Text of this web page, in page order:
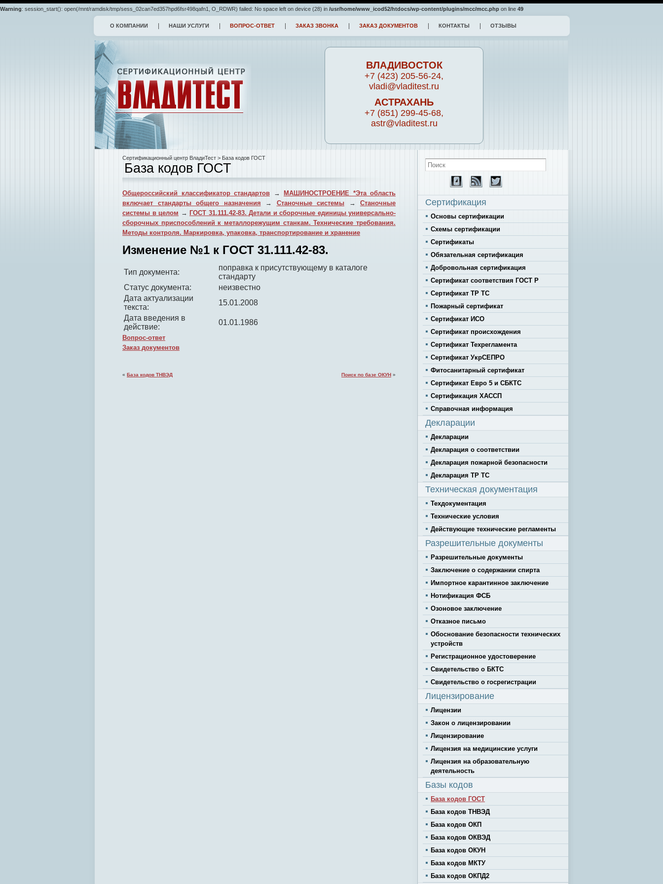
Warning: session_start(): open(/mnt/ramdisk/tmp/sess_02can7ed357hpd6fsr498qafn1, O_RDWR) failed: No space left on device (28) in /usr/home/www_icod52/htdocs/wp-content/plugins/mcc/mcc.php on line 49
О КОМПАНИИ НАШИ УСЛУГИ ВОПРОС-ОТВЕТ ЗАКАЗ ЗВОНКА ЗАКАЗ ДОКУМЕНТОВ КОНТАКТЫ ОТЗЫВЫ
ВЛАДИВОСТОК
+7 (423) 205-56-24,
vladi@vladitest.ru
АСТРАХАНЬ
+7 (851) 299-45-68,
astr@vladitest.ru
Сертификационный центр ВладиТест > База кодов ГОСТ
База кодов ГОСТ
Общероссийский классификатор стандартов →
МАШИНОСТРОЕНИЕ *Эта область
включает стандарты общего назначения → Станочные системы → Станочные
системы в целом → ГОСТ 31.111.42-83. Детали и сборочные единицы универсально-
сборочных приспособлений к металлорежущим станкам. Технические требования.
Методы контроля. Маркировка, упаковка, транспортирование и хранение
Изменение №1 к ГОСТ 31.111.42-83.
Тип документа:
поправка к присутствующему в каталоге
стандарту
Статус документа:
неизвестно
Дата актуализации
текста:
15.01.2008
Дата введения в
действие:
01.01.1986
Вопрос-ответ
Заказ документов
« База кодов ТНВЭД Поиск по базе ОКУН »
Сертификация
Основы сертификации
Схемы сертификации
Сертификаты
Обязательная сертификация
Добровольная сертификация
Сертификат соответствия ГОСТ Р
Сертификат ТР ТС
Пожарный сертификат
Сертификат ИСО
Сертификат происхождения
Сертификат Техрегламента
Сертификат УкрСЕПРО
Фитосанитарный сертификат
Сертификат Евро 5 и СБКТС
Сертификация ХАССП
Справочная информация
Декларации
Декларации
Декларация о соответствии
Декларация пожарной безопасности
Декларация ТР ТС
Техническая документация
Техдокументация
Технические условия
Действующие технические регламенты
Разрешительные документы
Разрешительные документы
Заключение о содержании спирта
Импортное карантинное заключение
Нотификация ФСБ
Озоновое заключение
Отказное письмо
Обоснование безопасности технических
устройств
Регистрационное удостоверение
Свидетельство о БКТС
Свидетельство о госрегистрации
Лицензирование
Лицензии
Закон о лицензировании
Лицензирование
Лицензия на медицинские услуги
Лицензия на образовательную
деятельность
Базы кодов
База кодов ГОСТ
База кодов ТНВЭД
База кодов ОКП
База кодов ОКВЭД
База кодов ОКУН
База кодов МКТУ
База кодов ОКПД2